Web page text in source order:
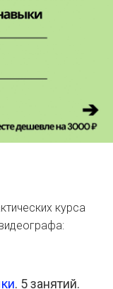
курса
. 5 занятий.